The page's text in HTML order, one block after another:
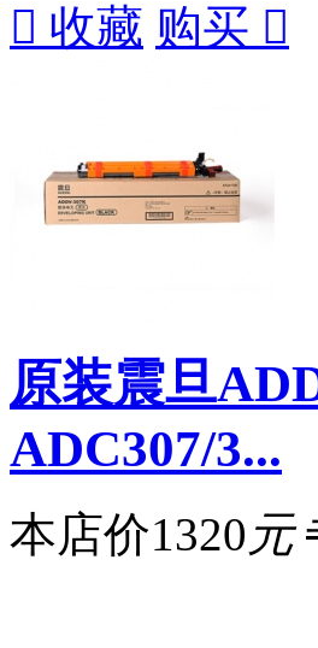
 收藏 购买 
原装震旦
ADC307/3...
本店价1320 元